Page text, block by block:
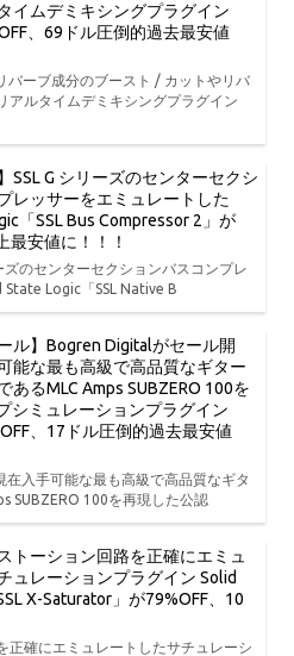
イムデミキシングプラグイン
、69ドル圧倒的過去最安値
バーブ成分のブースト / カットやリバ
アルタイムデミキシングプラグイン
SSL G シリーズのセンターセクシ
レッサーをエミュレートした
「SSL Bus Compressor 2」が
最安値に！！！
ズのセンターセクションバスコンプレ
State Logic「SSL Native B
ル】Bogren Digitalがセール開
能な最も高級で高品質なギター
あるMLC Amps SUBZERO 100を
シミュレーションプラグイン
、17ドル圧倒的過去最安値
入手可能な最も高級で高品質なギタ
SUBZERO 100を再現した公認
トーション回路を正確にエミュ
ュレーションプラグイン Solid
X-Saturator」が79%OFF、10
正確にエミュレートしたサチュレーシ